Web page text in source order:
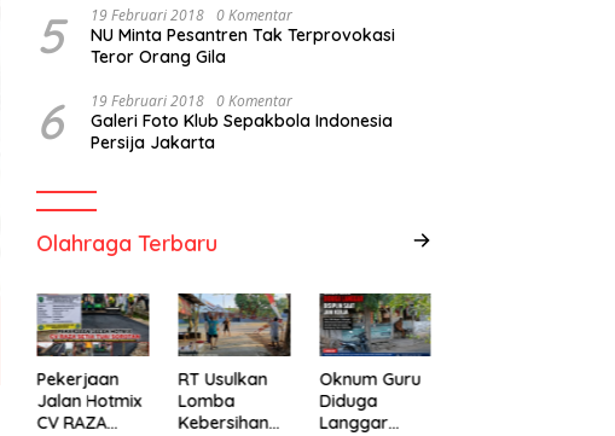
5 19 Februari 2018 0 Komentar
NU Minta Pesantren Tak Terprovokasi
Teror Orang Gila
6 19 Februari 2018 0 Komentar
Galeri Foto Klub Sepakbola Indonesia
Persija Jakarta
Olahraga Terbaru
Pekerjaan
Jalan Hotmix
CV RAZA
RT Usulkan
Lomba
Kebersihan
Oknum Guru
Diduga
Langgar